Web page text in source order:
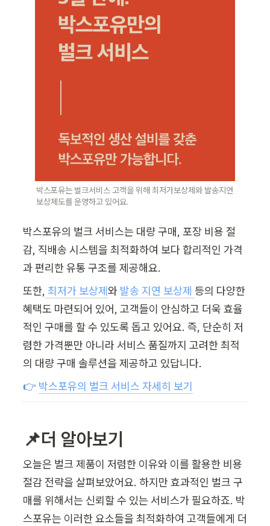
박스포유는 벌크서비스 고객을 위해 최저가보상제와 발송지연
보상제도를 운영하고 있어요.
박스포유의 벌크 서비스는 대량 구매, 포장 비용 절
감, 직배송 시스템을 최적화하여 보다 합리적인 가격
과 편리한 유통 구조를 제공해요.
또한, 최저가 보상제와 발송 지연 보상제 등의 다양한
혜택도 마련되어 있어, 고객들이 안심하고 더욱 효율
적인 구매를 할 수 있도록 돕고 있어요. 즉, 단순히 저
렴한 가격뿐만 아니라 서비스 품질까지 고려한 최적
의 대량 구매 솔루션을 제공하고 있답니다.
👉 박스포유의 벌크 서비스 자세히 보기
📌더 알아보기
오늘은 벌크 제품이 저렴한 이유와 이를 활용한 비용
절감 전략을 살펴보았어요. 하지만 효과적인 벌크 구
매를 위해서는 신뢰할 수 있는 서비스가 필요하죠. 박
스포유는 이러한 요소들을 최적화하여 고객들에게 더